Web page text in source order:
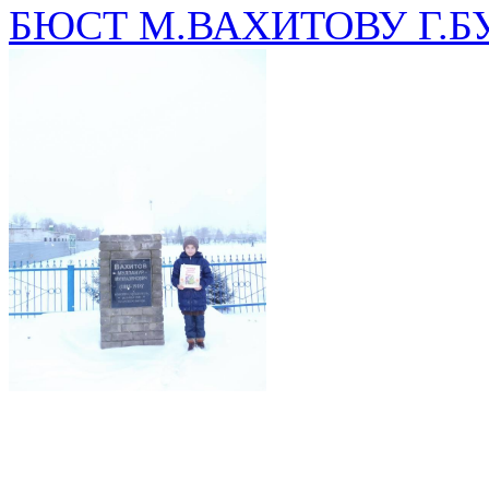
БЮСТ М.ВАХИТОВУ